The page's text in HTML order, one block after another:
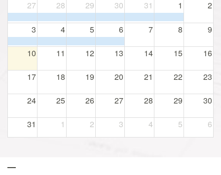
27 28 29 30 31 1 2
3 4 5 6 7 8 9
10 11 12 13 14 15 16
17 18 19 20 21 22 23
24 25 26 27 28 29 30
31 1 2 3 4 5 6